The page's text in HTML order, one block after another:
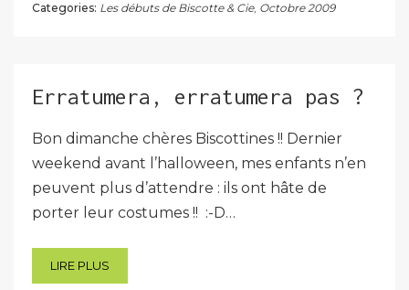
Categories: Les débuts de Biscotte & Cie, Octobre 2009
Erratumera, erratumera pas ?
Bon dimanche chères Biscottines !! Dernier
weekend avant l’halloween, mes enfants n’en
peuvent plus d’attendre : ils ont hâte de
porter leur costumes !! :-D…
LIRE PLUS